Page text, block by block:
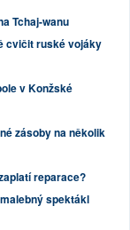
Tchaj-wanu
cvičit ruské vojáky
v Konžské
zásoby na několik
reparace?
spektákl